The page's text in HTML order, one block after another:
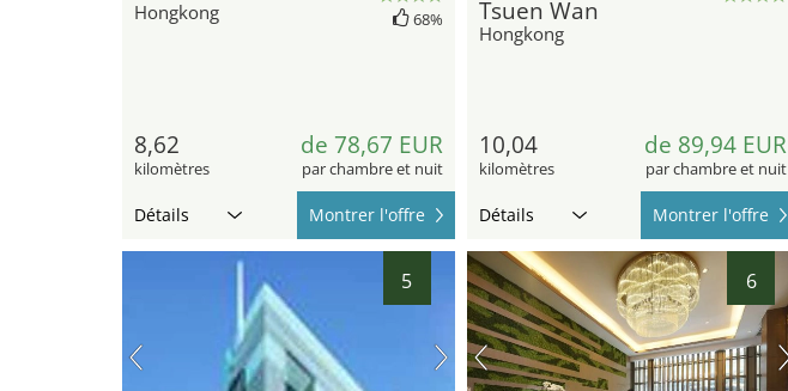
Hongkong 68%
8,62
kilomètres
de 78,67 EUR
par chambre et nuit
Détails Montrer l'offre
Tsuen Wan
Hongkong
10,04
kilomètres
de 89,94 EUR
par chambre et nuit
Détails Montrer l'offre
5 6